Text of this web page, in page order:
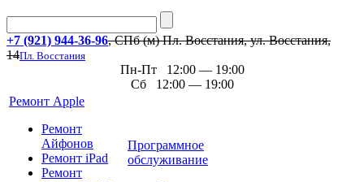
+7 (921) 944-36-96, СПб (м) Пл. Восстания, ул. Восстания,
14Пл. Восстания
Пн-Пт 12:00 — 19:00
Сб 12:00 — 19:00
Ремонт Apple
Ремонт
Айфонов
Ремонт iPad
Ремонт
Программное
обслуживание